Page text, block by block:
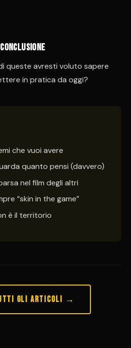
Conclusione
queste avresti voluto sapere
in pratica da oggi?
che vuoi avere
quanto pensi (davvero)
nel film degli altri
“skin in the game”
è il territorio
gli articoli →